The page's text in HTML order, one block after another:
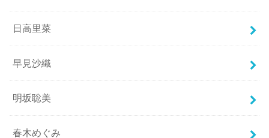
日高里菜
早見沙織
明坂聡美
春木めぐみ